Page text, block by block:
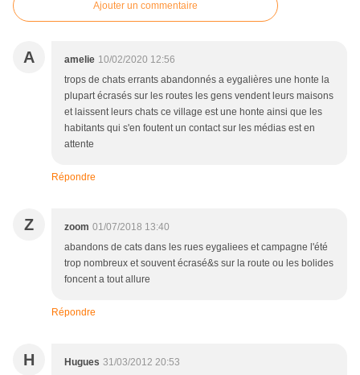
Ajouter un commentaire
A amelie 10/02/2020 12:56
trops de chats errants abandonnés a eygalières une honte la
plupart écrasés sur les routes les gens vendent leurs maisons
et laissent leurs chats ce village est une honte ainsi que les
habitants qui s'en foutent un contact sur les médias est en
attente
Répondre
Z zoom 01/07/2018 13:40
abandons de cats dans les rues eygaliees et campagne l'été
trop nombreux et souvent écrasé&s sur la route ou les bolides
foncent a tout allure
Répondre
H Hugues 31/03/2012 20:53